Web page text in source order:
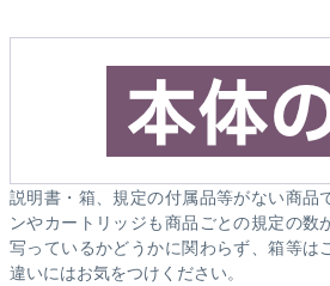
説明書・箱、規定の付属品等がない商品
ンやカートリッジも商品ごとの規定の数
写っているかどうかに関わらず、箱等は
違いにはお気をつけください。